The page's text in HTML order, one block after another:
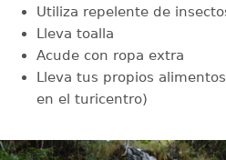
Utiliza repelente de
Lleva toalla
Acude con ropa extra
Lleva tus propios
en el turicentro)